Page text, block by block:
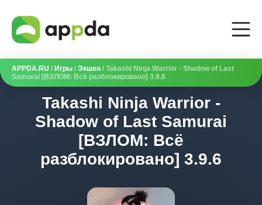
APPDA.RU / Игры / Экшен / Takashi Ninja Warrior - Shadow of Last
Samurai [ВЗЛОМ: Всё разблокировано] 3.9.6
Takashi Ninja Warrior -
Shadow of Last Samurai
[ВЗЛОМ: Всё
разблокировано] 3.9.6